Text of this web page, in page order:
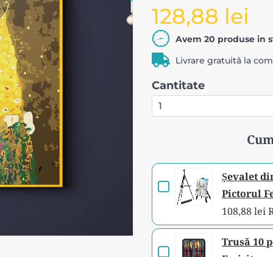
128,88 lei
Avem 20 produse in
Livrare gratuită la
Cantitate
Checkbox
for
Șevalet
Șevalet
Pictorul
108,88 lei
Checkbox
Trusă 10